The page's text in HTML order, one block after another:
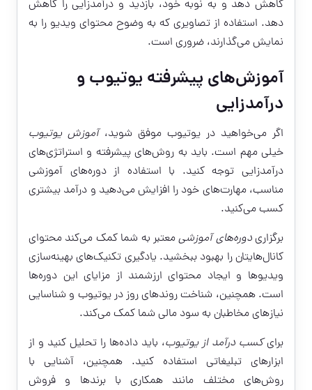
کاهش دهد و به نوبه خود، بازدید و درآمدزایی را کاهش
دهد. استفاده از تصاویری که به وضوح محتوای ویدیو را به
نمایش می‌گذارند، ضروری است.
آموزش‌های پیشرفته یوتیوب و
درآمدزایی
اگر می‌خواهید در یوتیوب موفق شوید،آموزش یوتیوب
خیلی مهم است. باید به روش‌های پیشرفته و استراتژی‌های
درآمدزایی توجه کنید. با استفاده از دوره‌های آموزشی
مناسب، مهارت‌های خود را افزایش می‌دهید و درآمد بیشتری
کسب می‌کنید.
برگزاریدوره‌های آموزشیمعتبر به شما کمک می‌کند محتوای
کانال‌هایتان را بهبود ببخشید. یادگیری تکنیک‌های بهینه‌سازی
ویدیوها و ایجاد محتوای ارزشمند از مزایای این دوره‌ها
است. همچنین، شناخت روندهای روز در یوتیوب و شناسایی
نیازهای مخاطبان به سود مالی شما کمک می‌کند.
برایکسب درآمد از یوتیوب، باید داده‌ها را تحلیل کنید و از
ابزارهای تبلیغاتی استفاده کنید. همچنین، آشنایی با
روش‌های مختلف مانند همکاری با برندها و فروش